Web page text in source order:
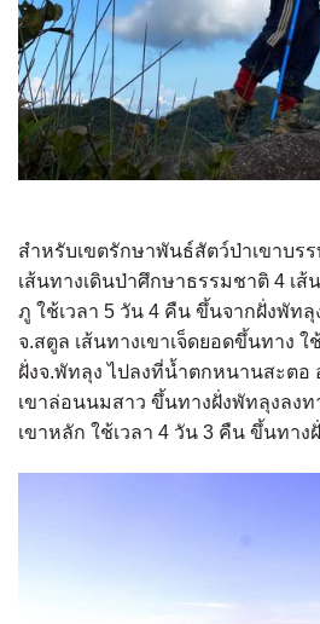
สำหรับเขตรักษาพันธ์สัตว์ป่าเขาบร
เส้นทางเดินป่าศึกษาธรรมชาติ 4 เส้
ภู ใช้เวลา 5 วัน 4 คืน ขึ้นจากฝั่งพัทลุ
จ.สตูล เส้นทางเขาเจ็ดยอดขึ้นทาง
ฝั่งจ.พัทลุง ไปลงที่น้ำตกหนานสะตอ
เขาล่อนนมสาว ขึ้นทางฝั่งพัทลุงลงท
เขาหลัก ใช้เวลา 4 วัน 3 คืน ขึ้นทาง